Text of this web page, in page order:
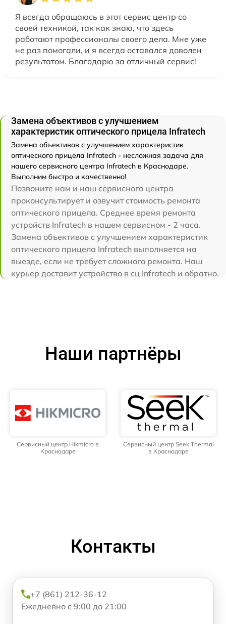
Я всегда обращаюсь в этот сервис центр со
своей техникой, так как знаю, что здесь
работают профессионалы своего дела. Мне уже
не раз помогали, и я всегда оставался доволен
результатом. Благодарю за отличный сервис!
Замена объективов с улучшением
характеристик оптического прицела Infratech
Замена объективов с улучшением характеристик
оптического прицела Infratech - несложная задача для
нашего сервисного центра Infratech в Краснодаре.
Выполним быстро и качественно!
Позвоните нам и наш сервисного центра
проконсультирует и озвучит стоимость ремонта
оптического прицела. Среднее время ремонта
устройств Infratech в нашем сервисном - 2 часа.
Замена объективов с улучшением характеристик
оптического прицела Infratech выполняется на
выезде, если не требует сложного ремонта. Наш
курьер доставит устройство в сц Infratech и обратно.
Наши партнёры
Сервисный центр Hikmicro в
Краснодаре
Сервисный центр Seek Thermal
в Краснодаре
Контакты
+7 (861) 212-36-12
Ежедневно с 9:00 до 21:00